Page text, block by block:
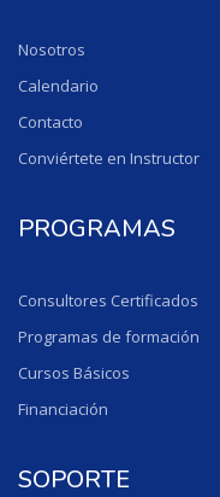
Nosotros
Calendario
Contacto
Conviértete en Instructor
PROGRAMAS
Consultores Certificados
Programas de formación
Cursos Básicos
Financiación
SOPORTE